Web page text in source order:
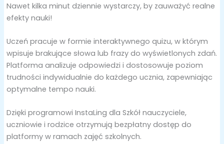
Nawet kilka minut dziennie wystarczy, by zauważyć realne
efekty nauki!
Uczeń pracuje w formie interaktywnego quizu, w którym
wpisuje brakujące słowa lub frazy do wyświetlonych zdań.
Platforma analizuje odpowiedzi i dostosowuje poziom
trudności indywidualnie do każdego ucznia, zapewniając
optymalne tempo nauki.
Dzięki programowi InstaLing dla Szkół nauczyciele,
uczniowie i rodzice otrzymują bezpłatny dostęp do
platformy w ramach zajęć szkolnych.